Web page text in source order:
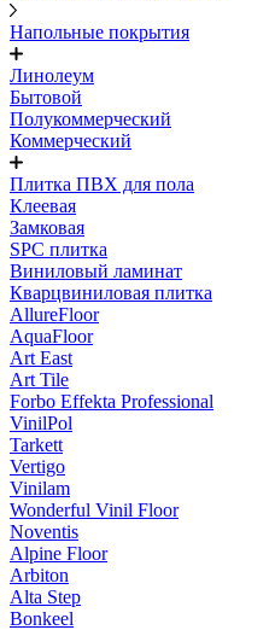
Напольные покрытия
Линолеум
Бытовой
Полукоммерческий
Коммерческий
Плитка ПВХ для пола
Клеевая
Замковая
SPC плитка
Виниловый ламинат
Кварцвиниловая плитка
AllureFloor
AquaFloor
Art East
Art Tile
Forbo Effekta Professional
VinilPol
Tarkett
Vertigo
Vinilam
Wonderful Vinil Floor
Noventis
Alpine Floor
Arbiton
Alta Step
Bonkeel